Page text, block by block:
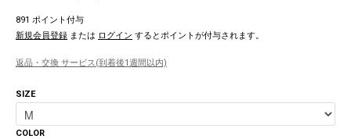
891 ポイント付与
新規会員登録 または ログイン するとポイントが付与されます。
返品・交換 サービス(到着後1週間以内)
SIZE
COLOR